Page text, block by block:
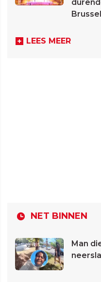
Brussel
LEES MEER
NET BINNEN
Man